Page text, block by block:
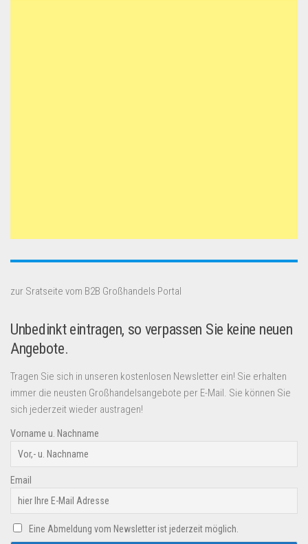
zur Sratseite vom B2B Großhandels Portal
Unbedinkt eintragen, so verpassen Sie keine neuen
Angebote.
Tragen Sie sich in unseren kostenlosen Newsletter ein! Sie erhalten
immer die neusten Großhandelsangebote per E-Mail. Sie können Sie
sich jederzeit wieder austragen!
Vorname u. Nachname
Email
Eine Abmeldung vom Newsletter ist jederzeit möglich.